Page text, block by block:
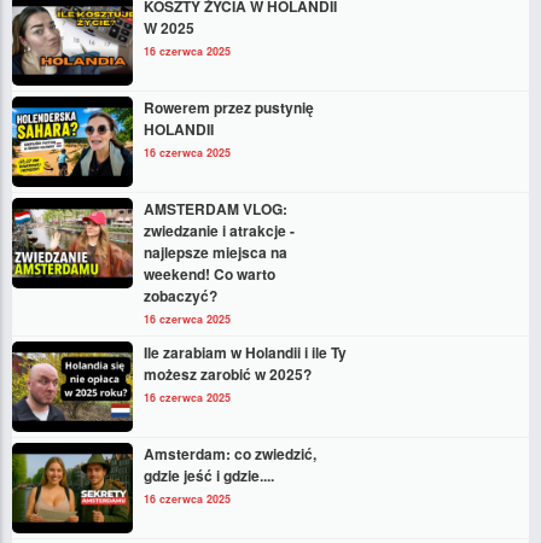
KOSZTY ŻYCIA W HOLANDII
W 2025
16 czerwca 2025
Rowerem przez pustynię
HOLANDII
16 czerwca 2025
AMSTERDAM VLOG:
zwiedzanie i atrakcje -
najlepsze miejsca na
weekend! Co warto
zobaczyć?
16 czerwca 2025
Ile zarabiam w Holandii i ile Ty
możesz zarobić w 2025?
16 czerwca 2025
Amsterdam: co zwiedzić,
gdzie jeść i gdzie....
16 czerwca 2025